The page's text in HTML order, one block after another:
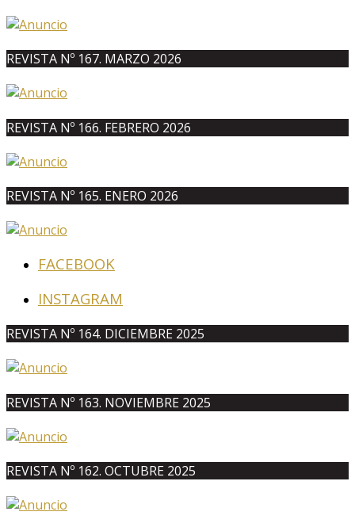
REVISTA Nº 167. MARZO 2026
REVISTA Nº 166. FEBRERO 2026
REVISTA Nº 165. ENERO 2026
FACEBOOK
INSTAGRAM
REVISTA Nº 164. DICIEMBRE 2025
REVISTA Nº 163. NOVIEMBRE 2025
REVISTA Nº 162. OCTUBRE 2025